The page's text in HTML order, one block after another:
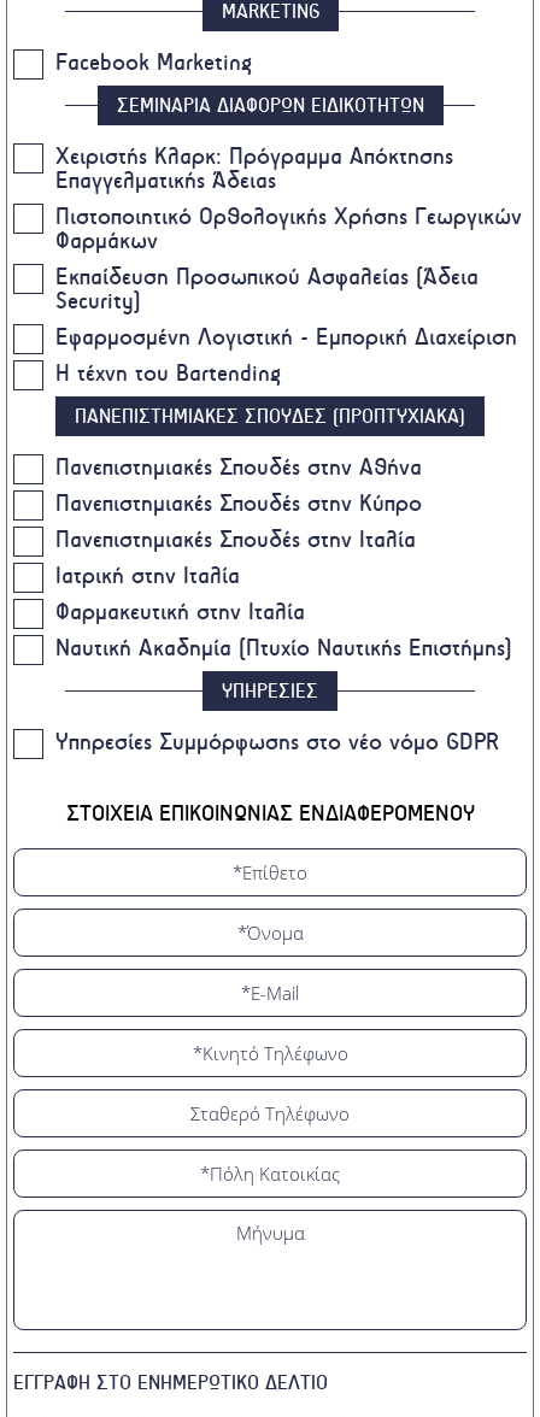
MARKETING
Facebook Marketing
ΣΕΜΙΝΑΡΙΑ ΔΙΑΦΟΡΩΝ ΕΙΔΙΚΟΤΗΤΩΝ
Χειριστής Κλαρκ: Πρόγραμμα Απόκτησης
Επαγγελματικής Άδειας
Πιστοποιητικό Ορθολογικής Χρήσης Γεωργικών
Φαρμάκων
Eκπαίδευση Προσωπικού Ασφαλείας (Άδεια
Security)
Εφαρμοσμένη Λογιστική - Εμπορική Διαχείριση
Η τέχνη του Bartending
ΠΑΝΕΠΙΣΤΗΜΙΑΚΕΣ ΣΠΟΥΔΕΣ (ΠΡΟΠΤΥΧΙΑΚΑ)
Πανεπιστημιακές Σπουδές στην Αθήνα
Πανεπιστημιακές Σπουδές στην Κύπρο
Πανεπιστημιακές Σπουδές στην Ιταλία
Ιατρική στην Ιταλία
Φαρμακευτική στην Ιταλία
Ναυτική Ακαδημία (Πτυχίο Ναυτικής Επιστήμης)
ΥΠΗΡΕΣΙΕΣ
Υπηρεσίες Συμμόρφωσης στο νέο νόμο GDPR
ΣΤΟΙΧΕΙΑ ΕΠΙΚΟΙΝΩΝΙΑΣ ΕΝΔΙΑΦΕΡΟΜΕΝΟΥ
ΕΓΓΡΑΦΗ ΣΤΟ ΕΝΗΜΕΡΩΤΙΚΟ ΔΕΛΤΙΟ